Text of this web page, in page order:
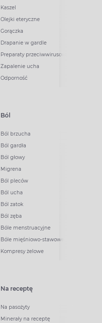
Kaszel
Olejki eteryczne
Gorączka
Drapanie w gardle
Preparaty przeciwwirusowe
Zapalenie ucha
Odporność
Ból
Ból brzucha
Ból gardła
Ból głowy
Migrena
Ból pleców
Ból ucha
Ból zatok
Ból zęba
Bóle menstruacyjne
Bóle mięśniowo-stawowe
Kompresy żelowe
Na receptę
Na pasożyty
Minerały na receptę